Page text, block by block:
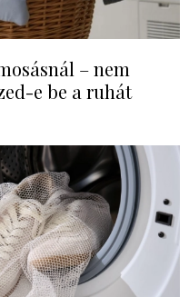
– nem
e be a ruhát